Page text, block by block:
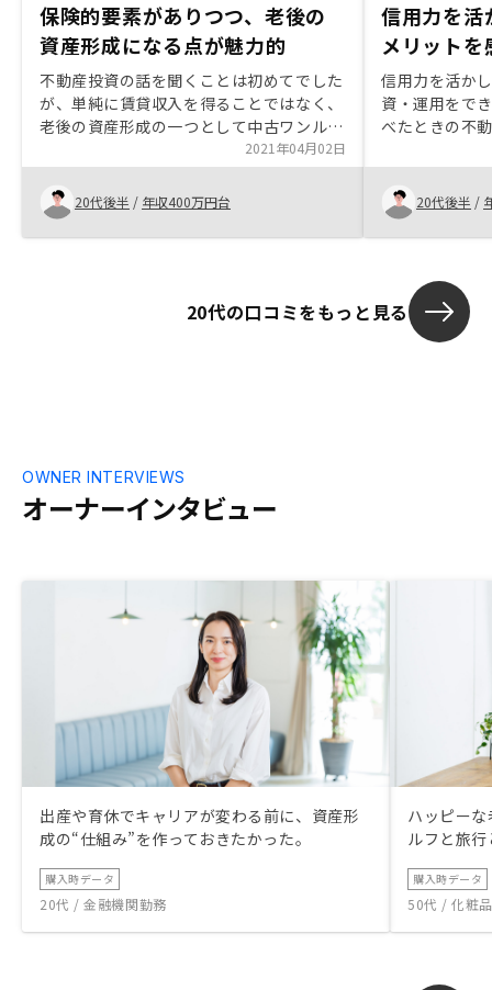
保険的要素がありつつ、老後の
資産形成になる点が魅力的
不動産投資の話を聞くことは初めてでした
が、単純に賃貸収入を得ることではなく、
老後の資産形成の一つとして中古ワンルー
ム投資という考え方があることを知り、そ
の中で保険的要素等も組み込めるというの
は単純な金融商品との差別化ができ、資産
分散の一つとして検討できました。部屋の
中身を見れるサービスを追加するべきだと
2021年04月02日
20代後半 / 年収400万円台
信用力を活
メリットを
信用力を活か
資・運用をで
べたときの不
20代後半 /
20代の口コミをもっと見る
オーナーインタビュー
OWNER INTERVIEWS
出産や育休でキャリアが変わる前に、資産形
成の“仕組み”を作っておきたかった。
購入時データ
20代 / 金融機関勤務
ハッピー
ルフと旅
購入時データ
50代 / 化粧